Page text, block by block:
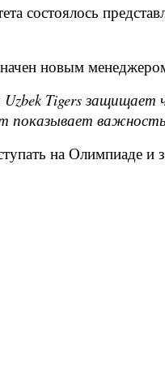
состоялось
новым
Tigers
показывает
на Олимпиаде